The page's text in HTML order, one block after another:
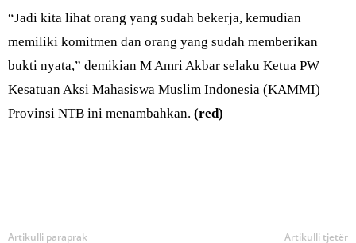
“Jadi kita lihat orang yang sudah bekerja, kemudian
memiliki komitmen dan orang yang sudah memberikan
bukti nyata,” demikian M Amri Akbar selaku Ketua PW
Kesatuan Aksi Mahasiswa Muslim Indonesia (KAMMI)
Provinsi NTB ini menambahkan. (red)
Artikulli paraprak Artikulli tjetër